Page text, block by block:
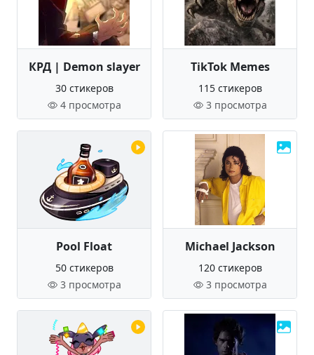
КРД | Demon slayer
30 стикеров
4 просмотра
TikTok Memes
115 стикеров
3 просмотра
Pool Float
50 стикеров
3 просмотра
Michael Jackson
120 стикеров
3 просмотра